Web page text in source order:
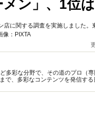
ン」、1位は
に関する調査を実施しました。
像：PIXTA
多彩な分野で、その道のプロ（
で、多彩なコンテンツを発信す